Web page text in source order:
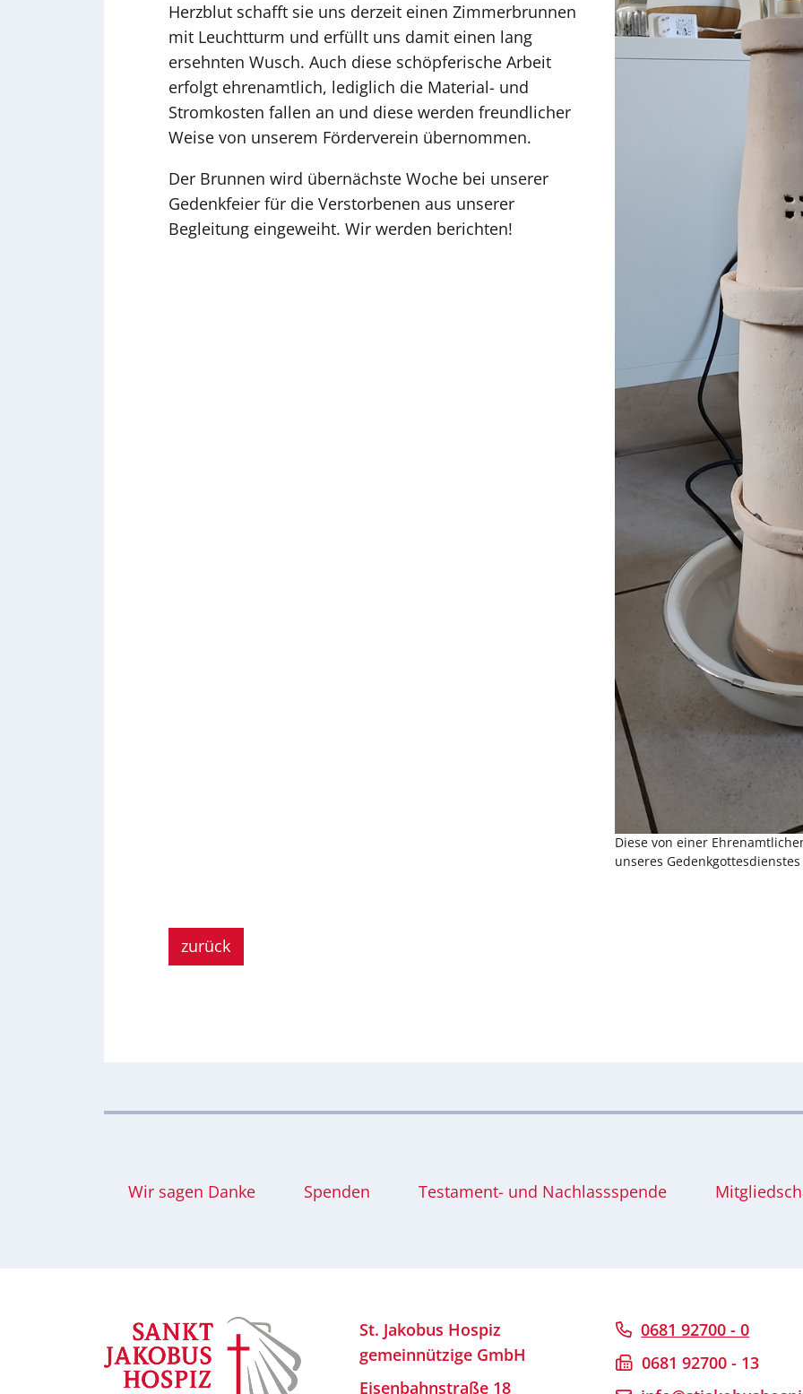
Herzblut schafft sie uns derzeit einen Zimmerbrunnen
mit Leuchtturm und erfüllt uns damit einen lang
ersehnten Wusch. Auch diese schöpferische Arbeit
erfolgt ehrenamtlich, lediglich die Material- und
Stromkosten fallen an und diese werden freundlicher
Weise von unserem Förderverein übernommen.
Der Brunnen wird übernächste Woche bei unserer
Gedenkfeier für die Verstorbenen aus unserer
Begleitung eingeweiht. Wir werden berichten!
Diese von einer
unseres Gedenkgottesdienstes
zurück
Wir sagen Danke Spenden Testament- und Nachlassspende
St. Jakobus Hospiz
gemeinnützige GmbH
Eisenbahnstraße 18
0681 92700 - 0
0681 92700 - 13